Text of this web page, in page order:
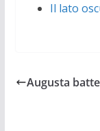
Il lato
Augusta